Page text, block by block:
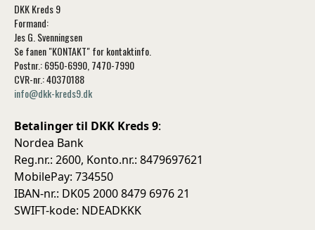
DKK Kreds 9
Formand:
Jes G. Svenningsen
Se fanen "KONTAKT" for kontaktinfo.
Postnr.: 6950-6990, 7470-7990
CVR-nr.: 40370188
info@dkk-kreds9.dk
Betalinger til DKK Kreds 9:
Nordea Bank
Reg.nr.: 2600, Konto.nr.: 8479697621
MobilePay: 734550
IBAN-nr.: DK05 2000 8479 6976 21
SWIFT-kode: NDEADKKK